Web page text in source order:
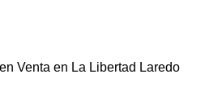
Venta en La Libertad Laredo